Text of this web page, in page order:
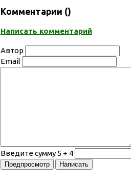
Комментарии ()
Написать комментарий
Автор
Email
Введите сумму 5 + 4